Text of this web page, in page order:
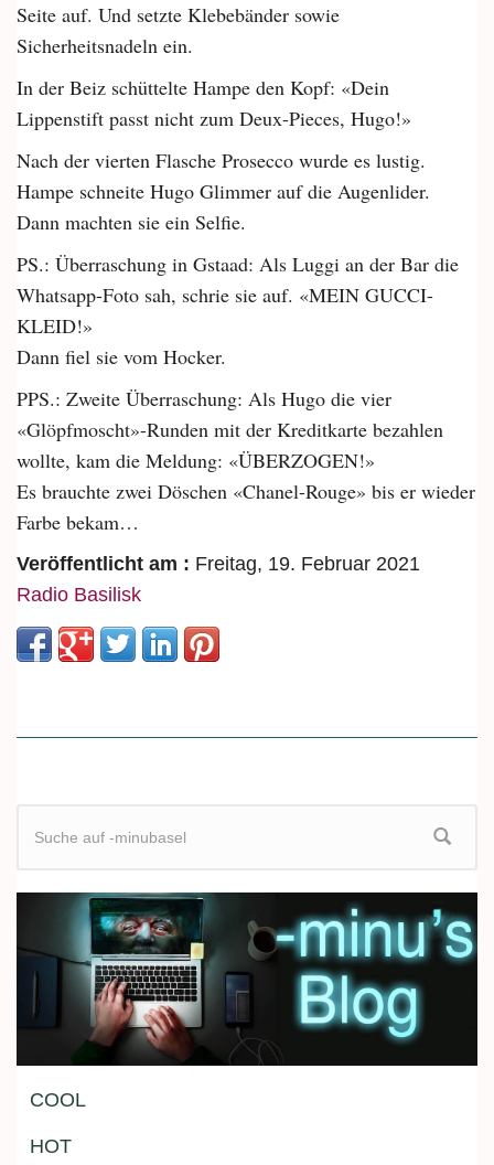
Seite auf. Und setzte Klebebänder sowie
Sicherheitsnadeln ein.
In der Beiz schüttelte Hampe den Kopf: «Dein
Lippenstift passt nicht zum Deux-Pieces, Hugo!»
Nach der vierten Flasche Prosecco wurde es lustig.
Hampe schneite Hugo Glimmer auf die Augenlider.
Dann machten sie ein Selfie.
PS.: Überraschung in Gstaad: Als Luggi an der Bar die
Whatsapp-Foto sah, schrie sie auf. «MEIN GUCCI-
KLEID!»
Dann fiel sie vom Hocker.
PPS.: Zweite Überraschung: Als Hugo die vier
«Glöpfmoscht»-Runden mit der Kreditkarte bezahlen
wollte, kam die Meldung: «ÜBERZOGEN!»
Es brauchte zwei Döschen «Chanel-Rouge» bis er wieder
Farbe bekam…
Veröffentlicht am : Freitag, 19. Februar 2021
Radio Basilisk
Suchformular
COOL
HOT